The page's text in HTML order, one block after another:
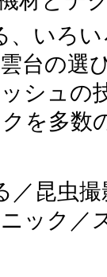
、いろ
台の選
シュの
を多数
／昆虫
ック／